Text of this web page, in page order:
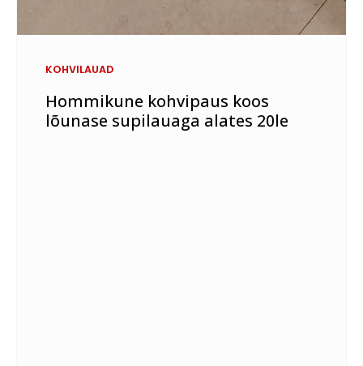
KOHVILAUAD
Hommikune kohvipaus koos
lõunase supilauaga alates 20le